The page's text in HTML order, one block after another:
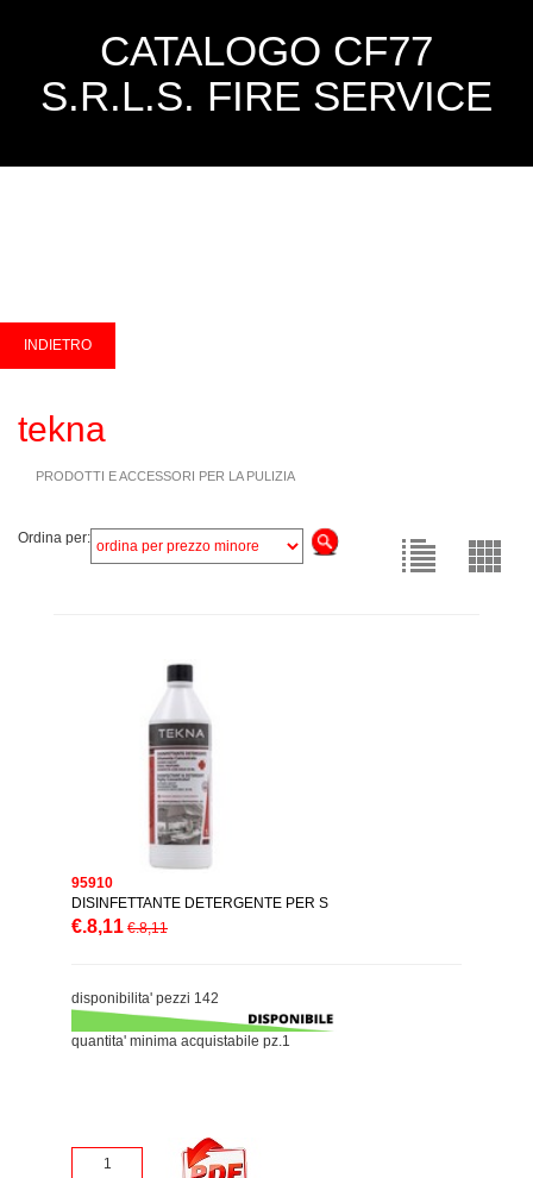
CATALOGO CF77
S.R.L.S. FIRE SERVICE
tekna
PRODOTTI E ACCESSORI PER LA PULIZIA
Ordina per:
95910
DISINFETTANTE DETERGENTE PER S
€.8,11 €.8,11
disponibilita' pezzi 142
quantita' minima acquistabile pz.1